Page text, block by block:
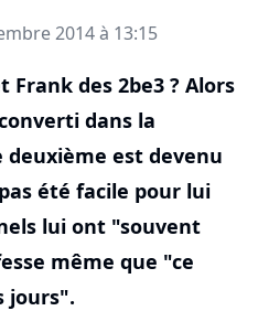
2014 à 13:15
des 2be3 ? Alors
dans la
deuxième est devenu
été facile pour lui
lui ont "souvent
même que "ce
jours".